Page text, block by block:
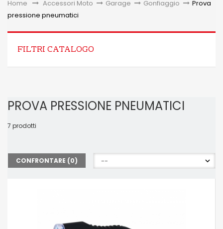
Home &gt;Accessori Moto > Garage > Gonfiaggio > Prova
pressione pneumatici
FILTRI CATALOGO
PROVA PRESSIONE PNEUMATICI
7 prodotti
CONFRONTARE (0)